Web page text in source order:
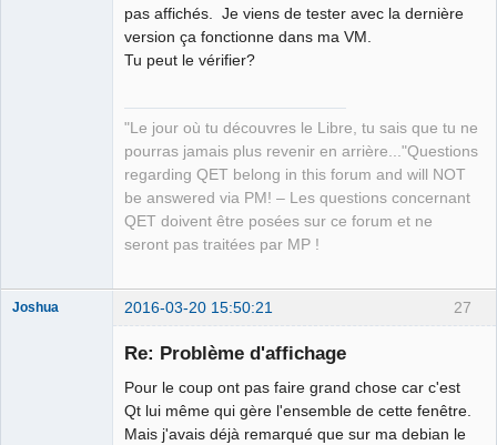
Google_Search
pas affichés. Je viens de tester avec la dernière
version ça fonctionne dans ma VM.
Tu peut le vérifier?
"Le jour où tu découvres le Libre, tu sais que tu ne
pourras jamais plus revenir en arrière..."Questions
regarding QET belong in this forum and will NOT
be answered via PM! – Les questions concernant
QET doivent être posées sur ce forum et ne
seront pas traitées par MP !
27
Joshua 2016-03-20 15:50:21
Re: Problème d'affichage
Pour le coup ont pas faire grand chose car c'est
Qt lui même qui gère l'ensemble de cette fenêtre.
Mais j'avais déjà remarqué que sur ma debian le